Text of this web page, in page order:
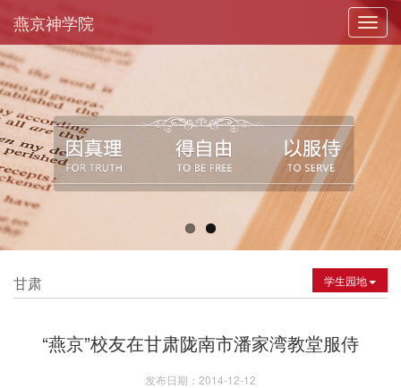
燕京神学院
学生园地
甘肃
“燕京”校友在甘肃陇南市潘家湾教堂服侍
发布日期：2014-12-12